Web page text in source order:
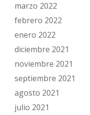
marzo 2022
febrero 2022
enero 2022
diciembre 2021
noviembre 2021
septiembre 2021
agosto 2021
julio 2021